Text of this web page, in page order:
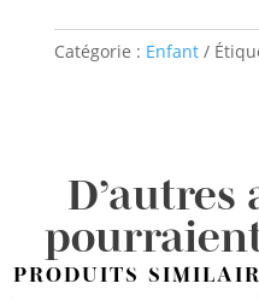
Catégorie : Enfant
PRODUITS